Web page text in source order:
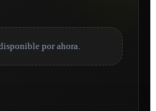
por ahora.